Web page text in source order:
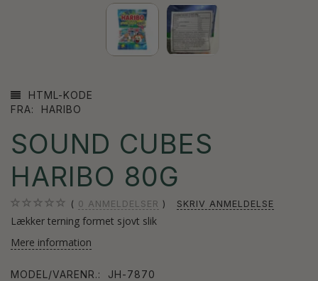
HTML-KODE
FRA:
HARIBO
SOUND CUBES
HARIBO 80G
0 ANMELDELSER SKRIV ANMELDELSE
Lækker terning formet sjovt slik
Mere information
MODEL/VARENR.: JH-7870